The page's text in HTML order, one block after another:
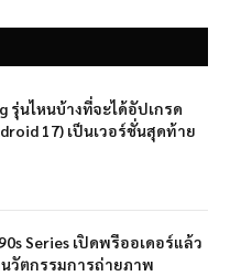
รุ่นไหนบ้างที่จะได้อัปเกรด
17) เป็นเวอร์ชั่นสุดท้าย
Series เปิดพรีออเดอร์แล้ว
วัตกรรมการถ่ายภาพ